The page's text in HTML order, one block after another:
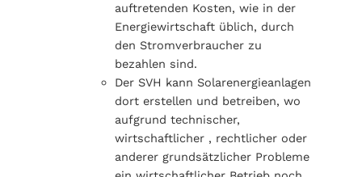
auftretenden Kosten, wie in der
Energiewirtschaft üblich, durch
den Stromverbraucher zu
bezahlen sind.
Der SVH kann Solarenergieanlagen
dort erstellen und betreiben, wo
aufgrund technischer,
wirtschaftlicher , rechtlicher oder
anderer grundsätzlicher Probleme